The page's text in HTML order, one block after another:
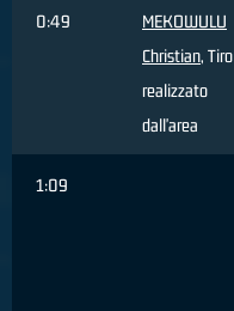
0:49
MEKOWULU
Christian, Tiro
realizzato
dall'area
1:09